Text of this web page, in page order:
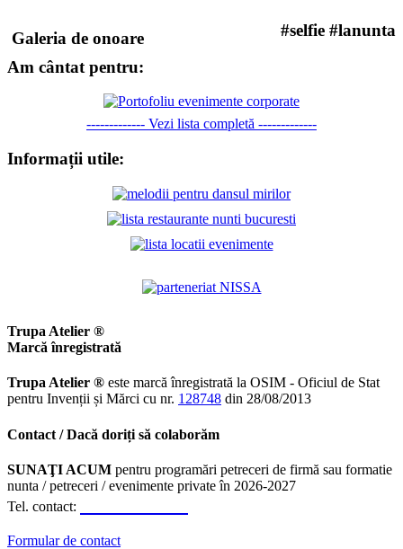
Galeria de onoare
#selfie #lanunta
Am cântat pentru:
------------- Vezi lista completă -------------
Informații utile:
Trupa Atelier ®
Marcă înregistrată
Trupa Atelier ® este marcă înregistrată la OSIM - Oficiul de Stat
pentru Invenții și Mărci cu nr. 128748 din 28/08/2013
Contact / Dacă doriți să colaborăm
SUNAŢI ACUM pentru programări petreceri de firmă sau formatie
nunta / petreceri / evenimente private în 2026-2027
Tel. contact:
Formular de contact